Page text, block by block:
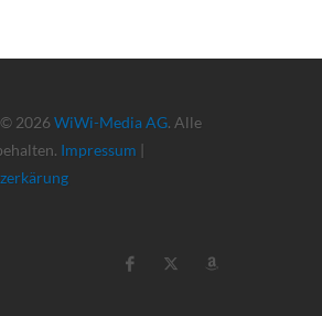
2026 WiWi-Media AG. Alle
Impressum |